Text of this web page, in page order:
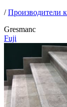
/Производители
Gresmanc
Fuji